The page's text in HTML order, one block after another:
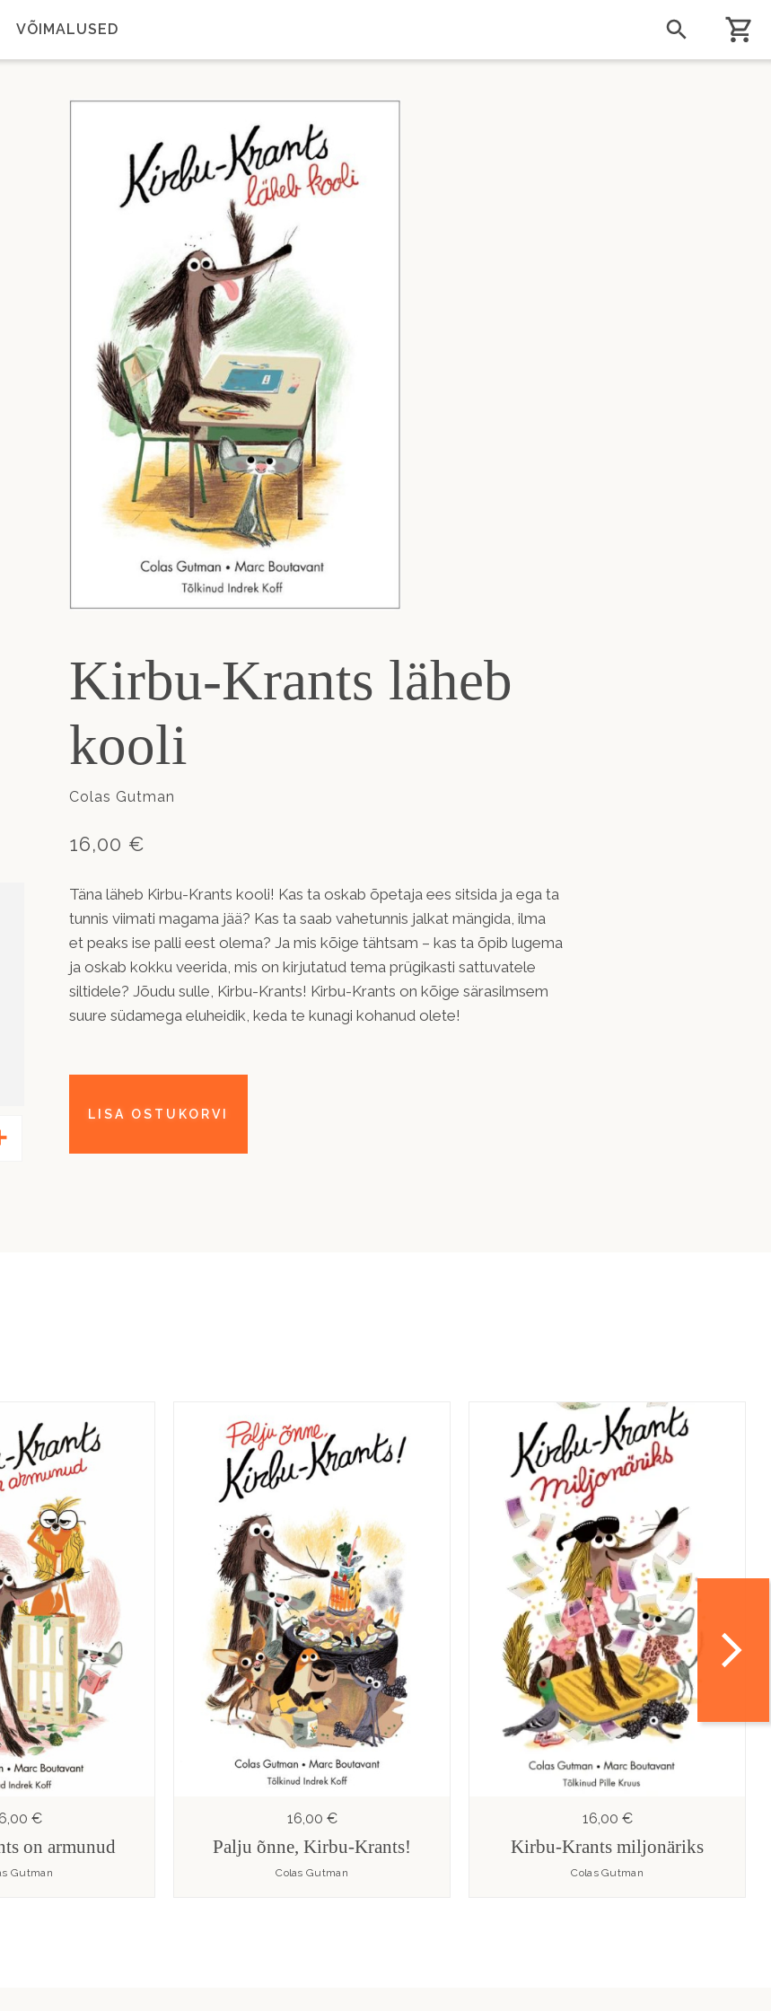
VÕIMALUSED
Kirbu-Krants läheb
kooli
Colas Gutman
16,00 €
Täna läheb Kirbu-Krants kooli! Kas ta oskab õpetaja ees sitsida ja ega ta
tunnis viimati magama jää? Kas ta saab vahetunnis jalkat mängida, ilma
et peaks ise palli eest olema? Ja mis kõige tähtsam – kas ta õpib lugema
ja oskab kokku veerida, mis on kirjutatud tema prügikasti sattuvatele
siltidele? Jõudu sulle, Kirbu-Krants! Kirbu-Krants on kõige särasilmsem
suure südamega eluheidik, keda te kunagi kohanud olete!
€
on armunud
Gutman
16,00 €
Palju õnne, Kirbu-Krants!
Colas Gutman
16,00 €
Kirbu-Krants miljonäriks
Colas Gutman